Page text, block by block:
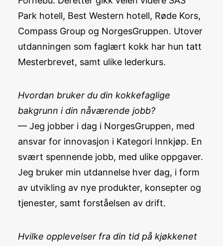
Park hotell, Best Western hotell, Røde Kors,
Compass Group og NorgesGruppen. Utover
utdanningen som faglært kokk har hun tatt
Mesterbrevet, samt ulike lederkurs.
Hvordan bruker du din kokkefaglige
bakgrunn i din nåværende jobb?
— Jeg jobber i dag i NorgesGruppen, med
ansvar for innovasjon i Kategori Innkjøp. En
svært spennende jobb, med ulike oppgaver.
Jeg bruker min utdannelse hver dag, i form
av utvikling av nye produkter, konsepter og
tjenester, samt forståelsen av drift.
Hvilke opplevelser fra din tid på kjøkkenet